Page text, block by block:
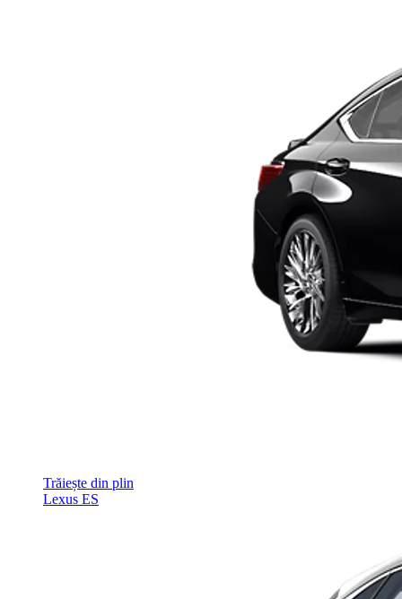
Trăiește din plin
Lexus ES